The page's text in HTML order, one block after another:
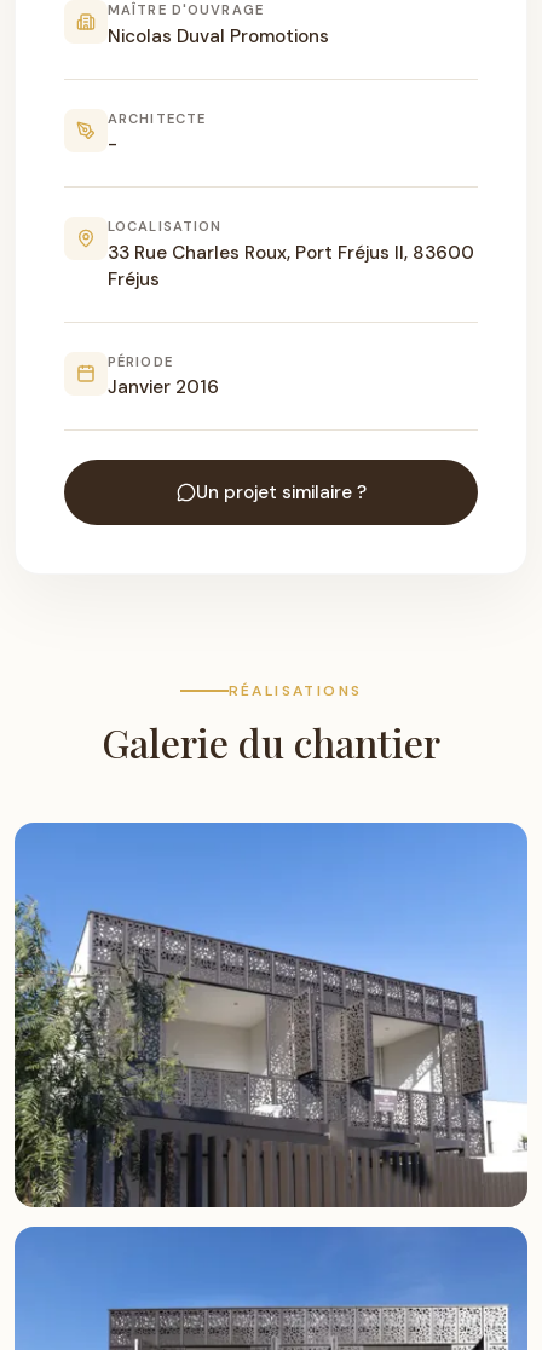
MAÎTRE D'OUVRAGE
Nicolas Duval Promotions
ARCHITECTE
-
LOCALISATION
33 Rue Charles Roux, Port Fréjus II, 83600
Fréjus
PÉRIODE
Janvier 2016
Un projet similaire ?
RÉALISATIONS
Galerie du chantier